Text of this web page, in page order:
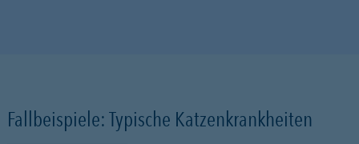
Fallbeispiele: Typische Katzenkrankheiten